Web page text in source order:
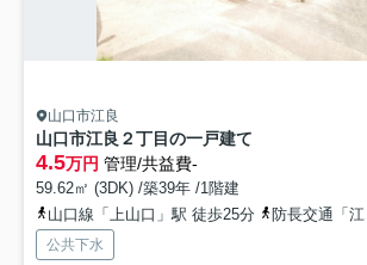
山口市江良
山口市江良２丁目の一戸建て
4.5万円 管理/共益費-
59.62㎡ (3DK) /築39年 /1階建
山口線「上山口」駅 徒歩25分
防長交通「江良
公共下水